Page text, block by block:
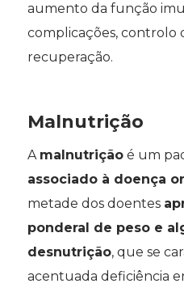
aumento da função
complicações, controlo
recuperação.
Malnutrição
A malnutriçãoé um
associado à doença
metade dos doentes
ponderal de peso e
desnutrição, que se
acentuada deficiência